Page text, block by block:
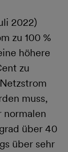
2022)
zu 100 %
höhere
zu
muss,
normalen
über 40
über sehr